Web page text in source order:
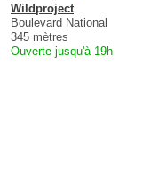
Wildproject
Boulevard National
345 mètres
Ouverte jusqu'à 19h